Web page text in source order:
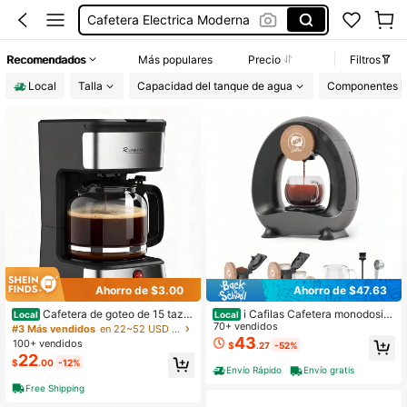
Cafetera Electrica Moderna
Recomendados Más populares Precio
Filtros
Local
Talla Capacidad del tanque de agua Componentes
Ahorro de $3.00
Local Cafetera de goteo de 15 taza
s, máquina de elaboración de café
para el hogar/oficina con filtro extra
íble, jarra de vidrio y base calentad
a, negro y acero inoxidable
#3 Más vendidos
en 22~52 USD Electrodomésticos para café y té
100+ vendidos
$22.00 -12%
Free Shipping
Ahorro de $47.63
Local i Cafilas Cafetera monodosis
para café molido y en cápsulas K, c
afetera/tetera mini 2 en 1 MINI Q A
mericano con filtro de café y adapt
ador para cápsulas K, tamaños de p
reparación de 4 a 8 oz, color champ
70+ vendidos
$43.27 -52%
Envío Rápido Envío gratis